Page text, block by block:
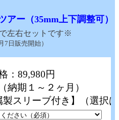
アー（35mm上下調整可）
左右セットです※
7日販売開始）
：89,980円
納期１～２ヶ月）
スリーブ付き】（選択は